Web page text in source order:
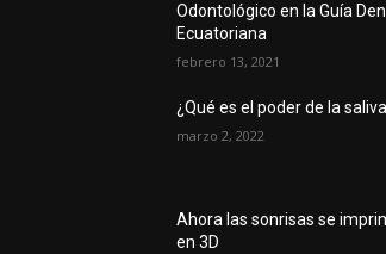
Odontológico en la Guía
Ecuatoriana
febrero 13, 2021
¿Qué es el poder de la
marzo 2, 2022
Ahora las sonrisas se
en 3D